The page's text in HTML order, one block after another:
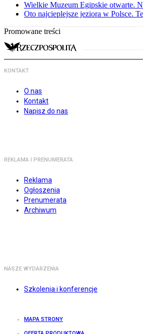
Wielkie Muzeum Egipskie otwarte.
Oto najcieplejsze jeziora w Polsce.
Promowane treści
KONTAKT
O nas
Kontakt
Napisz do nas
REKLAMA I PRENUMERATA
Reklama
Ogłoszenia
Prenumerata
Archiwum
NASZE WYDARZENIA
Szkolenia i konferencje
MAPA STRONY